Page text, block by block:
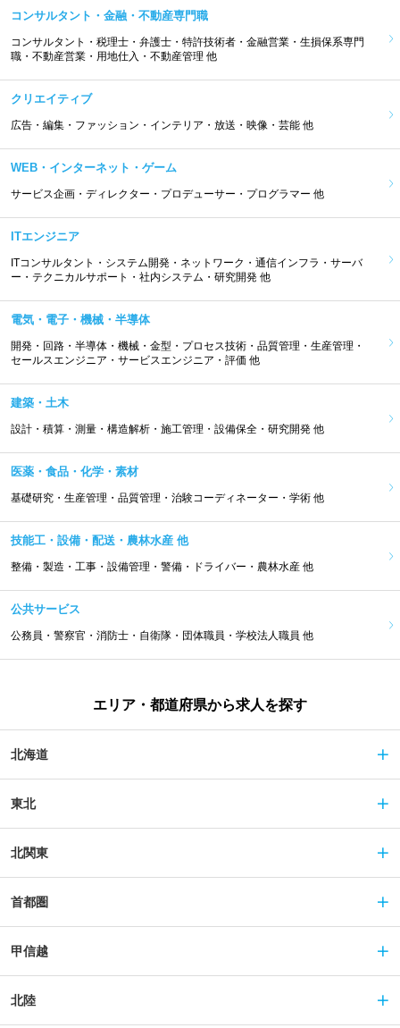
コンサルタント・金融・不動産専門職
コンサルタント・税理士・弁護士・特許技術者・金融営業・生損保系専門
職・不動産営業・用地仕入・不動産管理 他
クリエイティブ
広告・編集・ファッション・インテリア・放送・映像・芸能 他
WEB・インターネット・ゲーム
サービス企画・ディレクター・プロデューサー・プログラマー 他
ITエンジニア
ITコンサルタント・システム開発・ネットワーク・通信インフラ・サーバ
ー・テクニカルサポート・社内システム・研究開発 他
電気・電子・機械・半導体
開発・回路・半導体・機械・金型・プロセス技術・品質管理・生産管理・
セールスエンジニア・サービスエンジニア・評価 他
建築・土木
設計・積算・測量・構造解析・施工管理・設備保全・研究開発 他
医薬・食品・化学・素材
基礎研究・生産管理・品質管理・治験コーディネーター・学術 他
技能工・設備・配送・農林水産 他
整備・製造・工事・設備管理・警備・ドライバー・農林水産 他
公共サービス
公務員・警察官・消防士・自衛隊・団体職員・学校法人職員 他
エリア・都道府県から求人を探す
北海道
東北
北関東
首都圏
甲信越
北陸